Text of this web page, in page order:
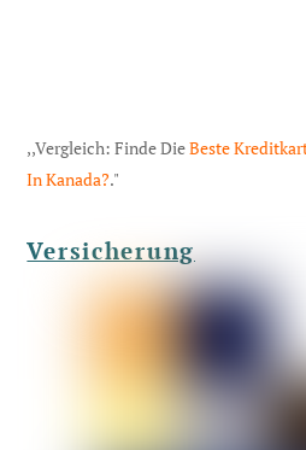
,,Vergleich: Finde DieBeste
In Kanada?."
Versicherung